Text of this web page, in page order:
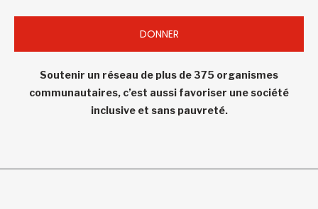
DONNER
Soutenir un réseau de plus de 375 organismes
communautaires, c’est aussi favoriser une société
inclusive et sans pauvreté.